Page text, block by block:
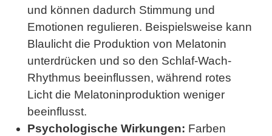
und können dadurch Stimmung und
Emotionen regulieren. Beispielsweise kann
Blaulicht die Produktion von Melatonin
unterdrücken und so den Schlaf-Wach-
Rhythmus beeinflussen, während rotes
Licht die Melatoninproduktion weniger
beeinflusst.
Psychologische Wirkungen: Farben